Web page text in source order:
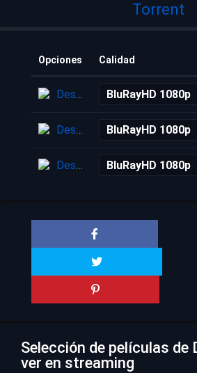
Torrent
Opciones Calidad
Descarga BluRayHD 1080p
Descarga BluRayHD 1080p
Descarga BluRayHD 1080p
Selección de películas de
ver en streaming